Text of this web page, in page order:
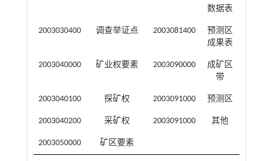
数据表
2003030400 调查举证点 2003081400
预测区
成果表
2003040000 矿业权要素 2003090000
成矿区
带
2003040100 探矿权 2003091000 预测区
2003040200 采矿权 2003091000 其他
2003050000 矿区要素